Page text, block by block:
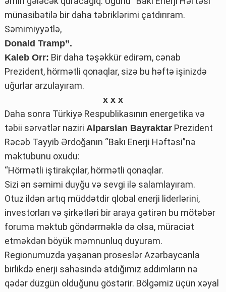
münasibətilə bir daha təbriklərimi çatdırıram.
Səmimiyyətlə,
Donald Tramp”.
Kaleb Orr: Bir daha təşəkkür edirəm, cənab
Prezident, hörmətli qonaqlar, sizə bu həftə işinizdə
uğurlar arzulayıram.
x x x
Daha sonra Türkiyə Respublikasının energetika və
təbii sərvətlər naziri Alparslan Bayraktar Prezident
Rəcəb Tayyib Ərdoğanın “Bakı Enerji Həftəsi”nə
məktubunu oxudu:
“Hörmətli iştirakçılar, hörmətli qonaqlar.
Sizi ən səmimi duyğu və sevgi ilə salamlayıram.
Otuz ildən artıq müddətdir qlobal enerji liderlərini,
investorları və şirkətləri bir araya gətirən bu mötəbər
foruma məktub göndərməklə də olsa, müraciət
etməkdən böyük məmnunluq duyuram.
Regionumuzda yaşanan proseslər Azərbaycanla
birlikdə enerji sahəsində atdığımız addımların nə
qədər düzgün olduğunu göstərir. Bölgəmiz üçün xəyal